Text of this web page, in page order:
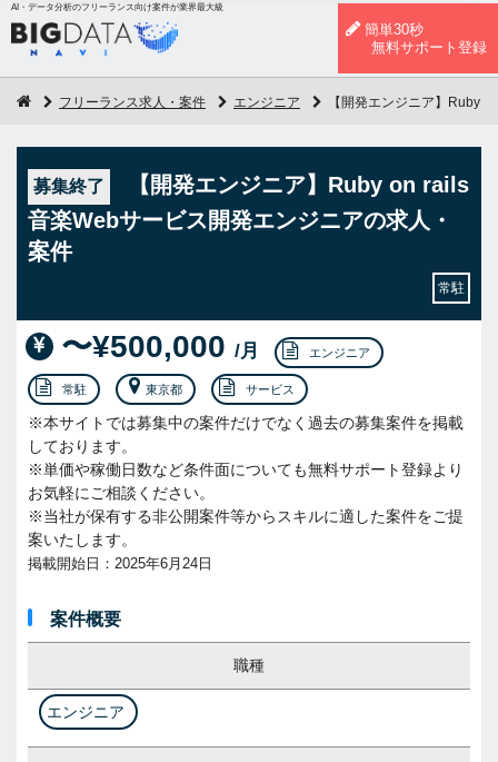
AI・データ分析のフリーランス向け案件が業界最大級
簡単30秒
無料サポート登録
フリーランス求人・案件 エンジニア 【開発エンジニア】Ruby
募集終了
【開発エンジニア】Ruby on rails
音楽Webサービス開発エンジニアの求人・
案件
常駐
〜¥500,000 /月 エンジニア
常駐 東京都 サービス
※本サイトでは募集中の案件だけでなく過去の募集案件を掲載
しております。
※単価や稼働日数など条件面についても無料サポート登録より
お気軽にご相談ください。
※当社が保有する非公開案件等からスキルに適した案件をご提
案いたします。
掲載開始日：2025年6月24日
案件概要
職種
エンジニア